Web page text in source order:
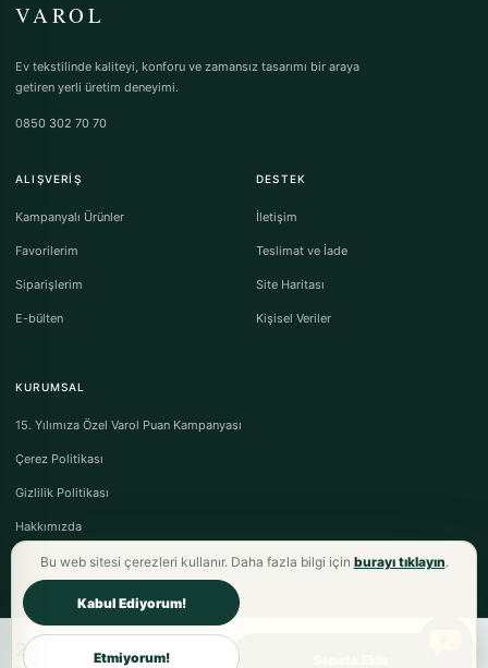
2.997,00TL
VAROL
Ev tekstilinde kaliteyi, konforu ve zamansız tasarımı bir araya
getiren yerli üretim deneyimi.
0850 302 70 70
ALIŞVERIŞ
Kampanyalı Ürünler
Favorilerim
Siparişlerim
E-bülten
DESTEK
İletişim
Teslimat ve İade
Site Haritası
Kişisel Veriler
KURUMSAL
15. Yılımıza Özel Varol Puan Kampanyası
Çerez Politikası
Gizlilik Politikası
Hakkımızda
Varol Tekstil Ev Tekstili © 2026 - Tüm Hakları Saklıdır.
Mesafeli Satış Sözleşmesi·Ön Bilgilendirme Formu
Bu web sitesi çerezleri kullanır. Daha fazla bilgi için burayı tıklayın.
Kabul Ediyorum!
Etmiyorum!